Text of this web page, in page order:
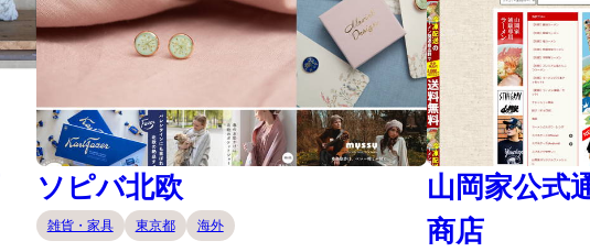
ソピバ北欧
雑貨・家具 東京都 海外
山岡家公式
商店